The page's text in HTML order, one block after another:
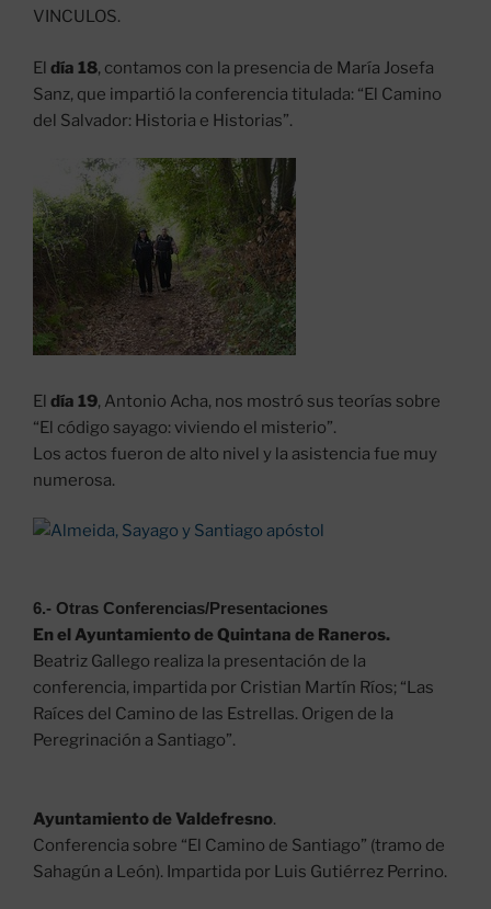
VINCULOS.
El día 18, contamos con la presencia de María Josefa
Sanz, que impartió la conferencia titulada: “El Camino
del Salvador: Historia e Historias”.
El día 19, Antonio Acha, nos mostró sus teorías sobre
“El código sayago: viviendo el misterio”.
Los actos fueron de alto nivel y la asistencia fue muy
numerosa.
6.- Otras Conferencias/Presentaciones
En el Ayuntamiento de Quintana de Raneros.
Beatriz Gallego realiza la presentación de la
conferencia, impartida por Cristian Martín Ríos; “Las
Raíces del Camino de las Estrellas. Origen de la
Peregrinación a Santiago”.
Ayuntamiento de Valdefresno.
Conferencia sobre “El Camino de Santiago” (tramo de
Sahagún a León). Impartida por Luis Gutiérrez Perrino.